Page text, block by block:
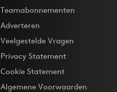
Teamabonnementen
Adverteren
Veelgestelde Vragen
Privacy Statement
Cookie Statement
Algemene Voorwaarden